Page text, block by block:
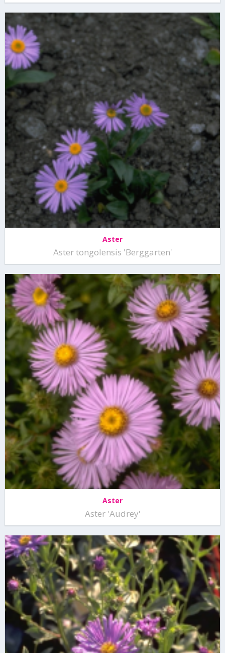
Aster
Aster tongolensis 'Berggarten'
Aster
Aster 'Audrey'